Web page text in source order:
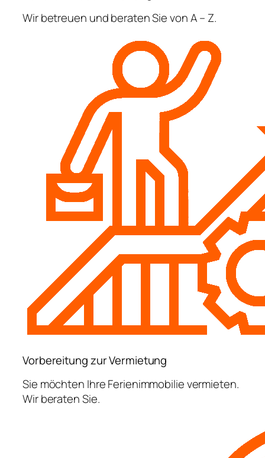
Wir betreuen und beraten Sie von A – Z.
Vorbereitung zur Vermietung
Sie möchten Ihre Ferienimmobilie vermieten.
Wir beraten Sie.